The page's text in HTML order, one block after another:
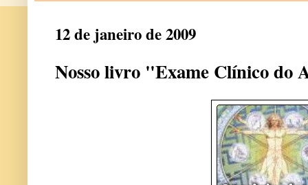
12 de janeiro de 2009
Nosso livro "Exame Clínico do